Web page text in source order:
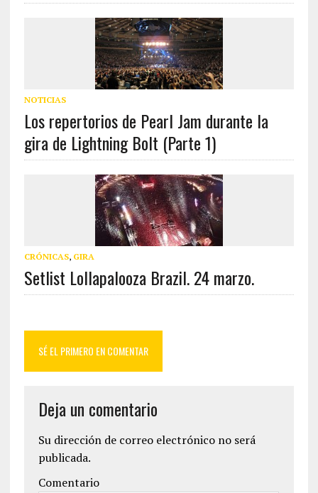
NOTICIAS
Los repertorios de Pearl Jam durante la
gira de Lightning Bolt (Parte 1)
CRÓNICAS, GIRA
Setlist Lollapalooza Brazil. 24 marzo.
SÉ EL PRIMERO EN COMENTAR
Deja un comentario
Su dirección de correo electrónico no será
publicada.
Comentario